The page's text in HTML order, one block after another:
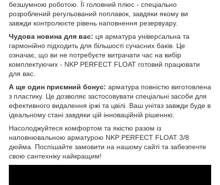
безшумною роботою. Її головний плюс - спеціально
розроблений регульований поплавок, завдяки якому ви
завжди контролюєте рівень наповнення резервуару.
Чудова новина для вас: ця арматура універсальна та
гармонійно підходить для більшості сучасних баків. Це
означає, що ви не потребуєте витрачати час на вибір
комплектуючих - NKP PERFECT FLOAT готовий працювати
для вас.
А ще один приємний бонус: арматура повністю виготовлена
з пластику. Це дозволяє застосовувати спеціальні засоби для
ефективного видалення іржі та цвілі. Ваш унітаз завжди буде в
ідеальному стані завдяки цій інноваційній рішенню.
Насолоджуйтеся комфортом та якістю разом із
наповнювальною арматурою NKP PERFECT FLOAT 3/8
дюйма. Поспішайте замовити на нашому сайті та забезпечте
свою сантехніку найкращим!